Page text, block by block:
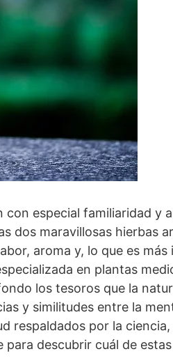
con especial familiaridad y
dos maravillosas hierbas
aroma y, lo que es
en plantas
los tesoros que la
y similitudes entre la
respaldados por la
descubrir cuál de